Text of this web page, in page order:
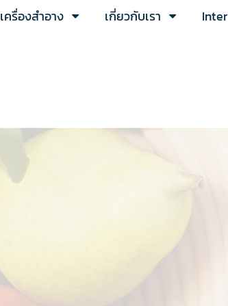
เครื่องสำอาง เกี่ยวกับเรา